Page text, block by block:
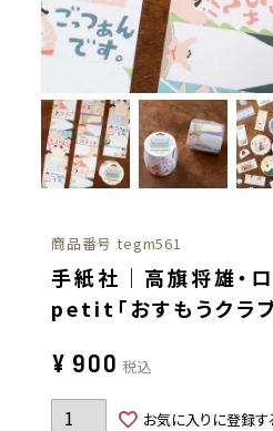
商品番号 tegm561
手紙社｜高旗将雄・
petit「おすもうクラブ
¥ 900 税込
お気に入りに登録す